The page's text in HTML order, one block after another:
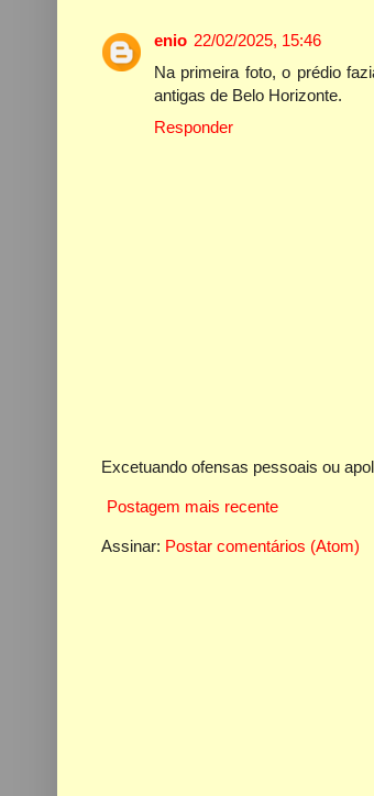
enio 22/02/2025, 15:46
Na primeira foto, o prédio
antigas de Belo Horizonte.
Responder
Excetuando ofensas pessoais ou
Postagem mais recente
Assinar: Postar comentários (Atom)